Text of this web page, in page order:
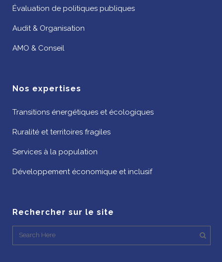
Évaluation de politiques publiques
Audit & Organisation
AMO & Conseil
Nos expertises
Transitions énergétiques et écologiques
Ruralité et territoires fragiles
Services à la population
Développement économique et inclusif
Rechercher sur le site